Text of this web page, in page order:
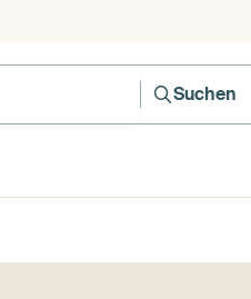
Suchen